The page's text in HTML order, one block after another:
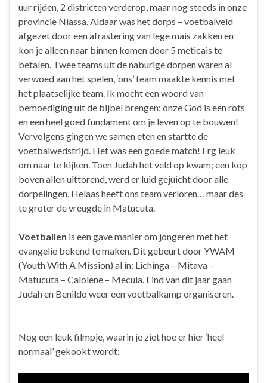
uur rijden, 2 districten verderop, maar nog steeds in onze
provincie Niassa. Aldaar was het dorps – voetbalveld
afgezet door een afrastering van lege mais zakken en
kon je alleen naar binnen komen door 5 meticais te
betalen. Twee teams uit de naburige dorpen waren al
verwoed aan het spelen, ‘ons’ team maakte kennis met
het plaatselijke team. Ik mocht een woord van
bemoediging uit de bijbel brengen: onze God is een rots
en een heel goed fundament om je leven op te bouwen!
Vervolgens gingen we samen eten en startte de
voetbalwedstrijd. Het was een goede match! Erg leuk
om naar te kijken. Toen Judah het veld op kwam; een kop
boven allen uittorend, werd er luid gejuicht door alle
dorpelingen. Helaas heeft ons team verloren… maar des
te groter de vreugde in Matucuta.
Voetballen is een gave manier om jongeren met het
evangelie bekend te maken. Dit gebeurt door YWAM
(Youth With A Mission) al in: Lichinga – Mitava –
Matucuta – Calolene – Mecula. Eind van dit jaar gaan
Judah en Benildo weer een voetbalkamp organiseren.
Nog een leuk filmpje, waarin je ziet hoe er hier ‘heel
normaal’ gekookt wordt: